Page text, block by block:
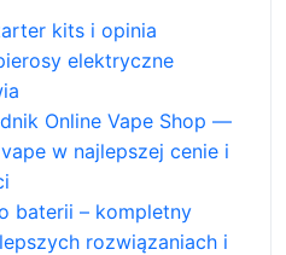
kits i opinia
elektryczne
Online Vape Shop —
w najlepszej cenie i
baterii – kompletny
rozwiązaniach i